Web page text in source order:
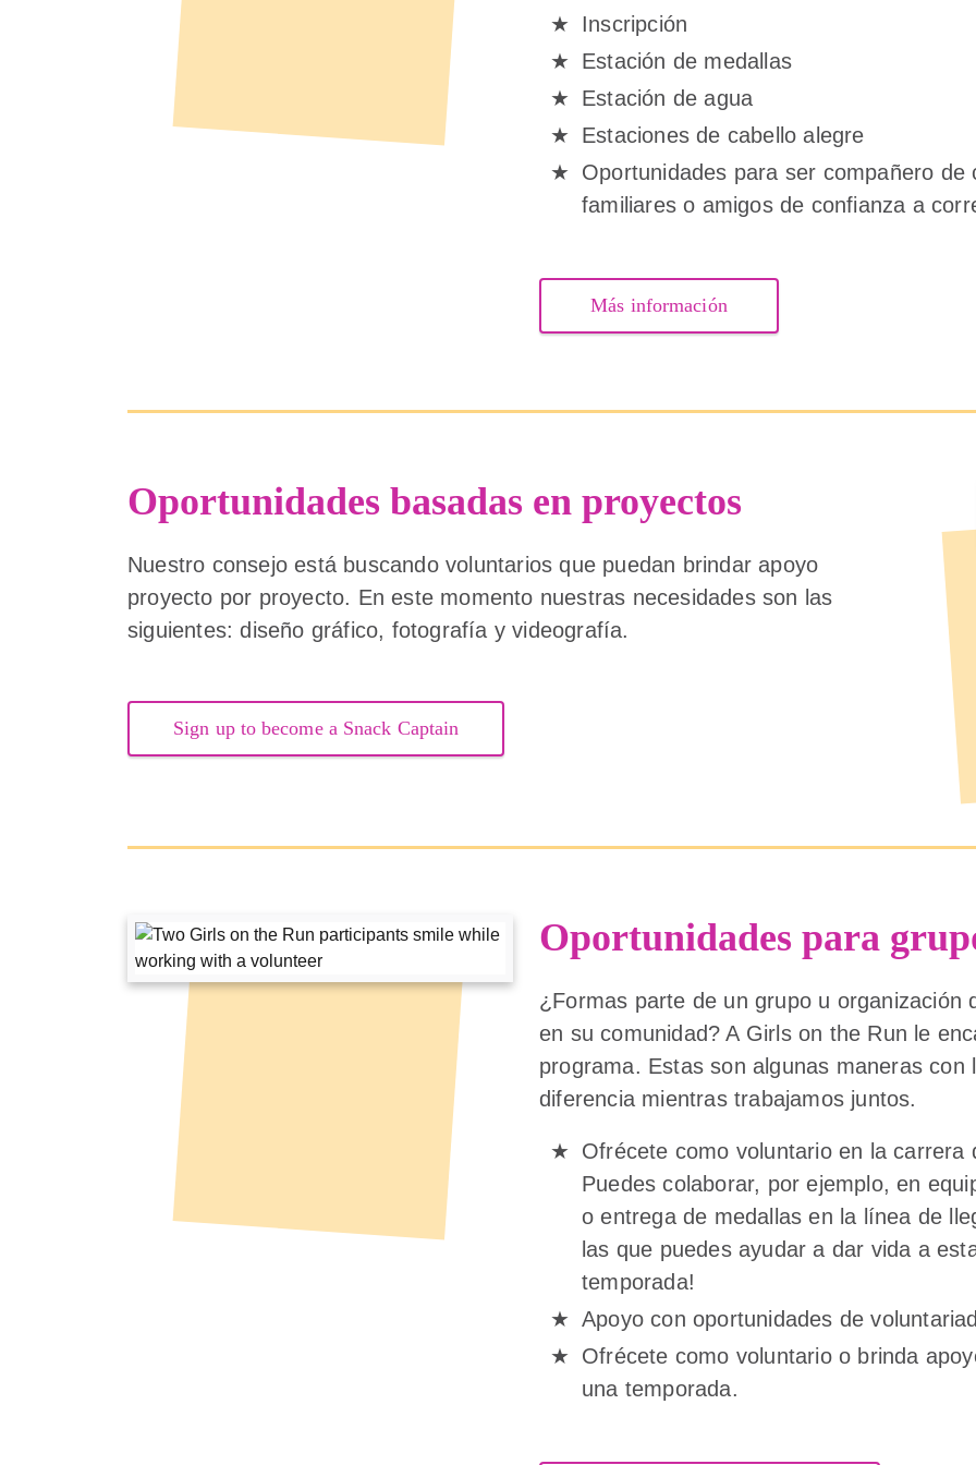
Inscripción
Estación de medallas
Estación de agua
Estaciones de cabello alegre
Oportunidades para ser compañero
familiares o amigos de confianza a
Más información
Oportunidades basadas en proyectos
Nuestro consejo está buscando voluntarios que puedan brindar apoyo
proyecto por proyecto. En este momento nuestras necesidades son las
siguientes: diseño gráfico, fotografía y videografía.
Sign up to become a Snack Captain
Oportunidades para
¿Formas parte de un grupo u organización
en su comunidad? A Girls on the Run le
programa. Estas son algunas maneras con
diferencia mientras trabajamos juntos.
Ofrécete como voluntario en la
Puedes colaborar, por ejemplo, en
o entrega de medallas en la línea de
las que puedes ayudar a dar vida a
temporada!
Apoyo con oportunidades de
Ofrécete como voluntario o brinda
una temporada.